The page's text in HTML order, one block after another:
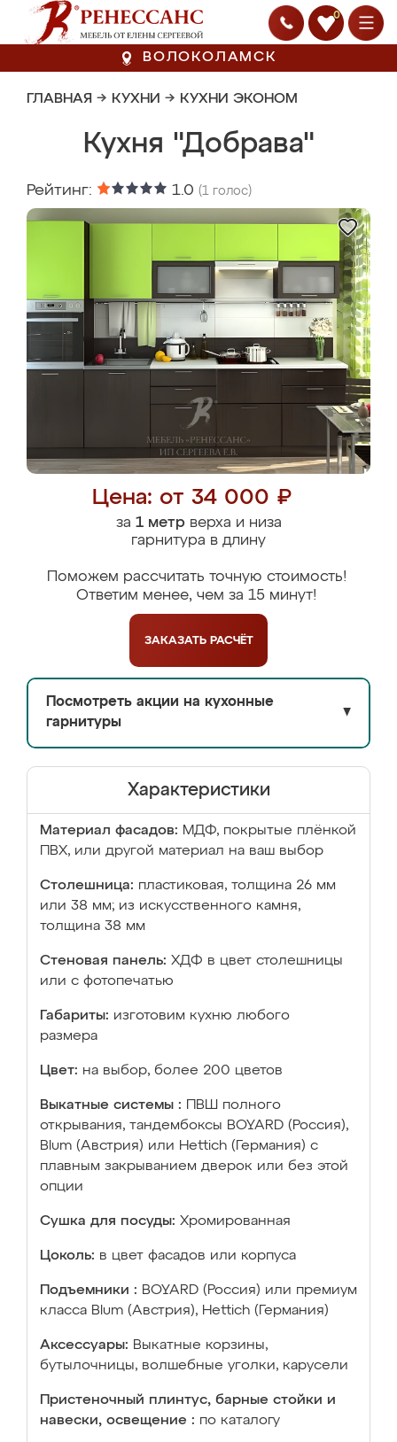
0
ВОЛОКОЛАМСК
ГЛАВНАЯ → КУХНИ → КУХНИ ЭКОНОМ
Кухня "Добрава"
Рейтинг: 1.0 (1 голос)
Цена: от 34 000 ₽
за 1 метрверха и низа
гарнитура в длину
Поможем рассчитать точную стоимость!
Ответим менее, чем за 15 минут!
ЗАКАЗАТЬ РАСЧЁТ
Посмотреть акции на кухонные
гарнитуры
▼
Характеристики
Материал фасадов: МДФ, покрытые плёнкой
ПВХ, или другой материал на ваш выбор
Столешница: пластиковая, толщина 26 мм
или 38 мм; из искусственного камня,
толщина 38 мм
Стеновая панель: ХДФ в цвет столешницы
или с фотопечатью
Габариты: изготовим кухню любого
размера
Цвет: на выбор, более 200 цветов
Выкатные системы :
ПВШ полного
открывания, тандембоксы BOYARD (Россия),
Blum (Австрия) или Hettich (Германия) с
плавным закрыванием дверок или без этой
опции
Сушка для посуды: Хромированная
Цоколь: в цвет фасадов или корпуса
Подъемники : BOYARD (Россия) или премиум
класса Blum (Австрия), Hettich (Германия)
Аксессуары: Выкатные корзины,
бутылочницы, волшебные уголки, карусели
Пристеночный плинтус, барные стойки и
навески, освещение : по каталогу